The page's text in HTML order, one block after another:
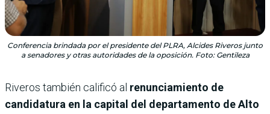
Conferencia brindada por el presidente del PLRA, Alcides Riveros junto
a senadores y otras autoridades de la oposición. Foto: Gentileza
Riveros también calificó al renunciamiento de
candidatura en la capital del departamento de Alto